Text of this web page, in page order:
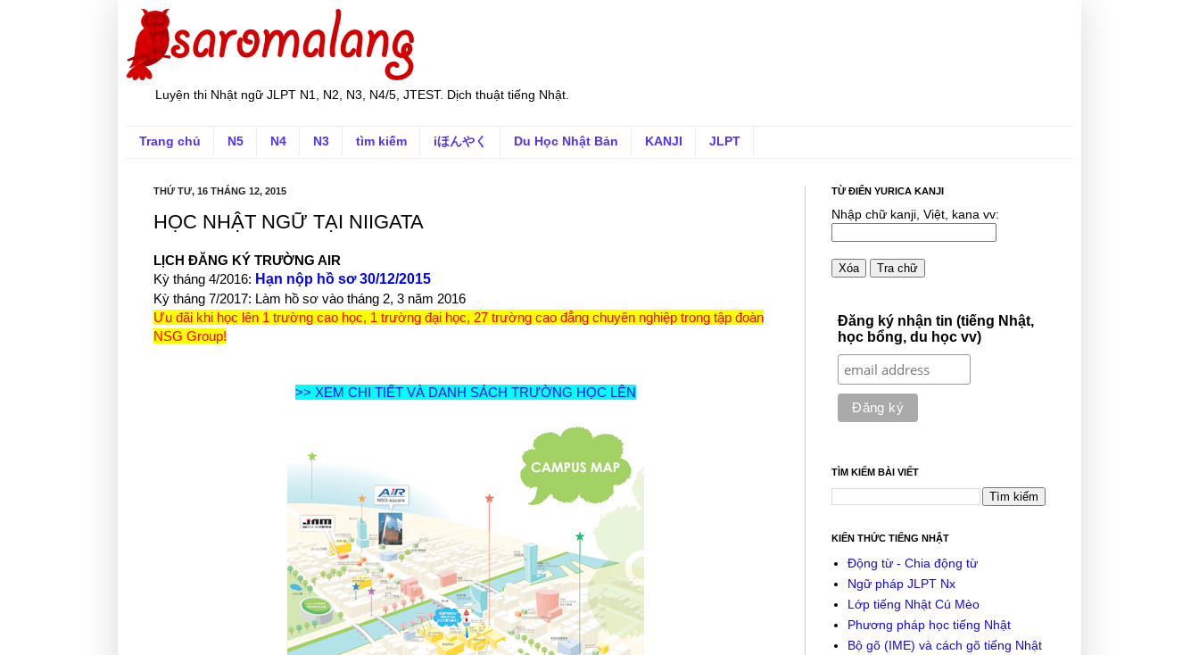
Luyện thi Nhật ngữ JLPT N1, N2, N3, N4/5, JTEST. Dịch thuật tiếng Nhật.
Trang chủ N5 N4 N3 tìm kiếm iほんやく Du Học Nhật Bản KANJI JLPT
THỨ TƯ, 16 THÁNG 12, 2015
HỌC NHẬT NGỮ TẠI NIIGATA
LỊCH ĐĂNG KÝ TRƯỜNG AIR
Kỳ tháng 4/2016: Hạn nộp hồ sơ 30/12/2015
Kỳ tháng 7/2017: Làm hồ sơ vào tháng 2, 3 năm 2016
Ưu đãi khi học lên 1 trường cao học, 1 trường đại học, 27 trường cao đẳng chuyên nghiệp trong tập đoàn
NSG Group!
>> XEM CHI TIẾT VÀ DANH SÁCH TRƯỜNG HỌC LÊN
TỪ ĐIỂN YURICA KANJI
Nhập chữ kanji, Việt, kana vv:
Xóa Tra chữ
Đăng ký nhận tin (tiếng Nhật,
học bổng, du học vv)
TÌM KIẾM BÀI VIẾT
KIẾN THỨC TIẾNG NHẬT
Động từ - Chia động từ
Ngữ pháp JLPT Nx
Lớp tiếng Nhật Cú Mèo
Phương pháp học tiếng Nhật
Bộ gõ (IME) và cách gõ tiếng Nhật